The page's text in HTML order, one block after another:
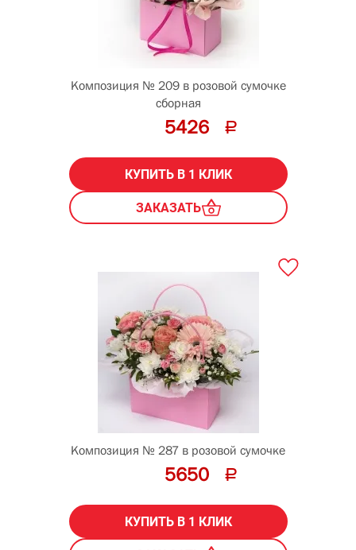
Композиция № 209 в розовой сумочке
сборная
5426
КУПИТЬ В 1 КЛИК
ЗАКАЗАТЬ
Композиция № 287 в розовой сумочке
5650
КУПИТЬ В 1 КЛИК